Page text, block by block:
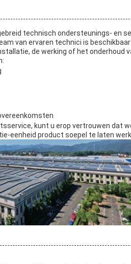
technisch ondersteunings- en
van ervaren technici is
de werking of het onderhoud
kunt u erop vertrouwen dat
eenheid product soepel te laten